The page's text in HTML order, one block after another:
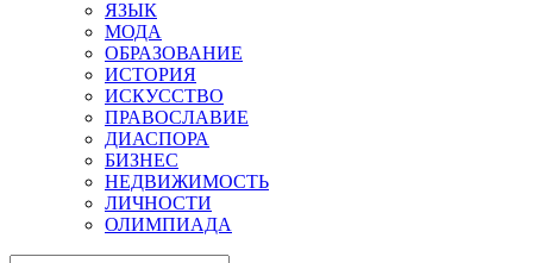
ЯЗЫК
МОДА
ОБРАЗОВАНИЕ
ИСТОРИЯ
ИСКУССТВО
ПРАВОСЛАВИЕ
ДИАСПОРА
БИЗНЕС
НЕДВИЖИМОСТЬ
ЛИЧНОСТИ
ОЛИМПИАДА